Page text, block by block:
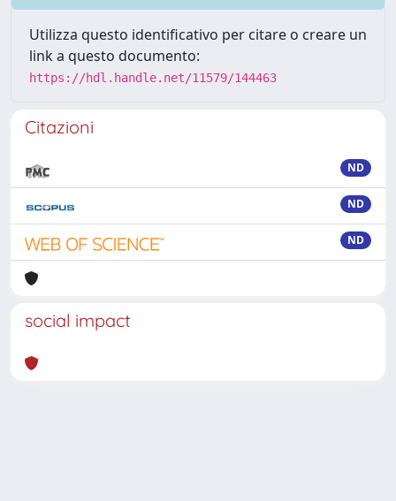
Utilizza questo identificativo per citare o creare un
link a questo documento:
https://hdl.handle.net/11579/144463
Citazioni
ND
ND
ND
social impact